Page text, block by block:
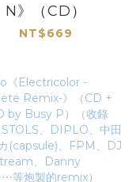
N》（CD）
NT$669